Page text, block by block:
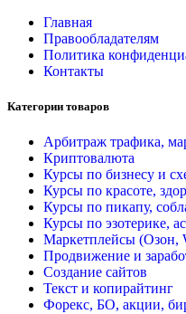
Главная
Правообладателям
Политика
Контакты
Категории товаров
Арбитраж трафика,
Криптовалюта
Курсы по бизнесу и
Курсы по красоте,
Курсы по пикапу,
Курсы по эзотерике,
Маркетплейсы (Озон,
Продвижение и
Создание сайтов
Текст и копирайтинг
Форекс, БО, акции,